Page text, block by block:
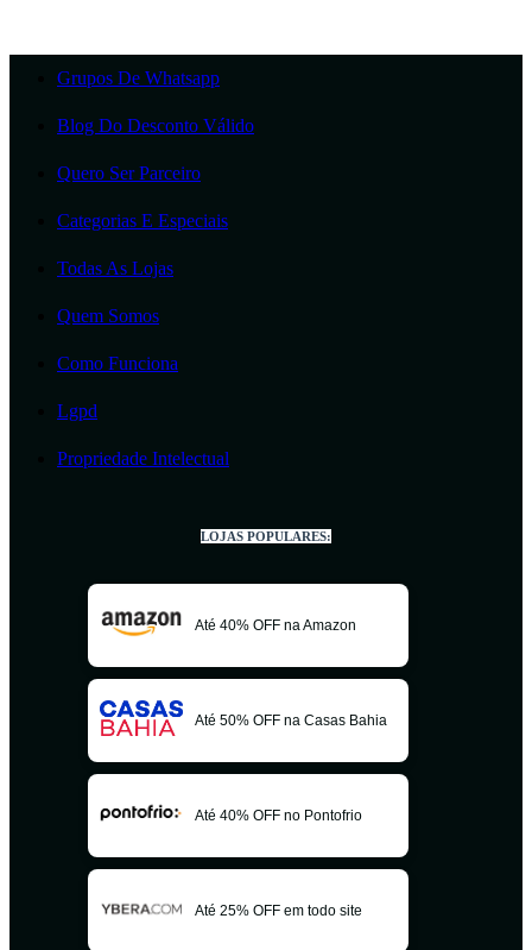
Grupos De Whatsapp
Blog Do Desconto Válido
Quero Ser Parceiro
Categorias E Especiais
Todas As Lojas
Quem Somos
Como Funciona
Lgpd
Propriedade Intelectual
LOJAS POPULARES:
Até 40% OFF na Amazon
Até 50% OFF na Casas Bahia
Até 40% OFF no Pontofrio
Até 25% OFF em todo site